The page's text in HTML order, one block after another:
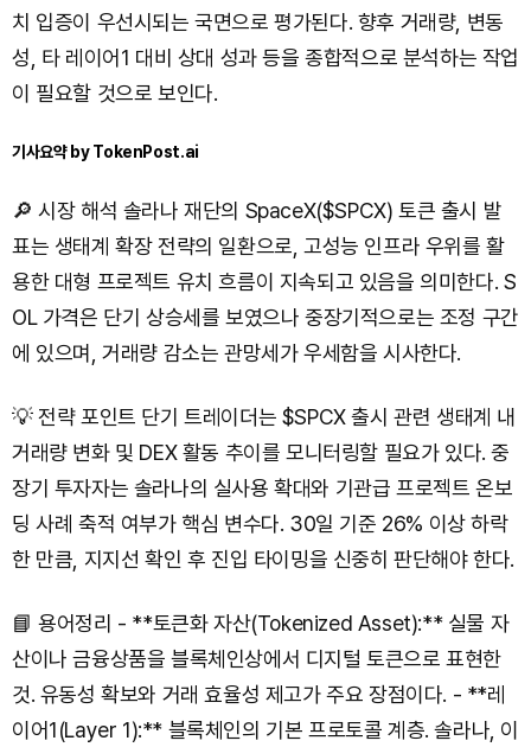
치 입증이 우선시되는 국면으로 평가된다. 향후 거래량, 변동
성, 타 레이어1 대비 상대 성과 등을 종합적으로 분석하는 작업
이 필요할 것으로 보인다.
기사요약 by TokenPost.ai
🔎 시장 해석 솔라나 재단의 SpaceX($SPCX) 토큰 출시 발
표는 생태계 확장 전략의 일환으로, 고성능 인프라 우위를 활
용한 대형 프로젝트 유치 흐름이 지속되고 있음을 의미한다. S
OL 가격은 단기 상승세를 보였으나 중장기적으로는 조정 구간
에 있으며, 거래량 감소는 관망세가 우세함을 시사한다.
💡 전략 포인트 단기 트레이더는 $SPCX 출시 관련 생태계 내
거래량 변화 및 DEX 활동 추이를 모니터링할 필요가 있다. 중
장기 투자자는 솔라나의 실사용 확대와 기관급 프로젝트 온보
딩 사례 축적 여부가 핵심 변수다. 30일 기준 26% 이상 하락
한 만큼, 지지선 확인 후 진입 타이밍을 신중히 판단해야 한다.
📘 용어정리 - **토큰화 자산(Tokenized Asset):** 실물 자
산이나 금융상품을 블록체인상에서 디지털 토큰으로 표현한
것. 유동성 확보와 거래 효율성 제고가 주요 장점이다. - **레
이어1(Layer 1):** 블록체인의 기본 프로토콜 계층. 솔라나, 이